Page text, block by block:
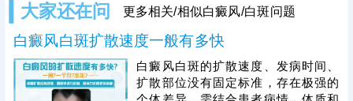
大家还在问 更多相关/相似白癜风/白斑问题
白癜风白斑扩散速度一般有多快
白癜风白斑的扩散速度、发病时间、
扩散部位没有固定标准，存在极强的